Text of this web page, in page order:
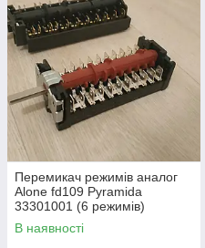
Перемикач режимів аналог
Alone fd109 Pyramida
33301001 (6 режимів)
В наявності